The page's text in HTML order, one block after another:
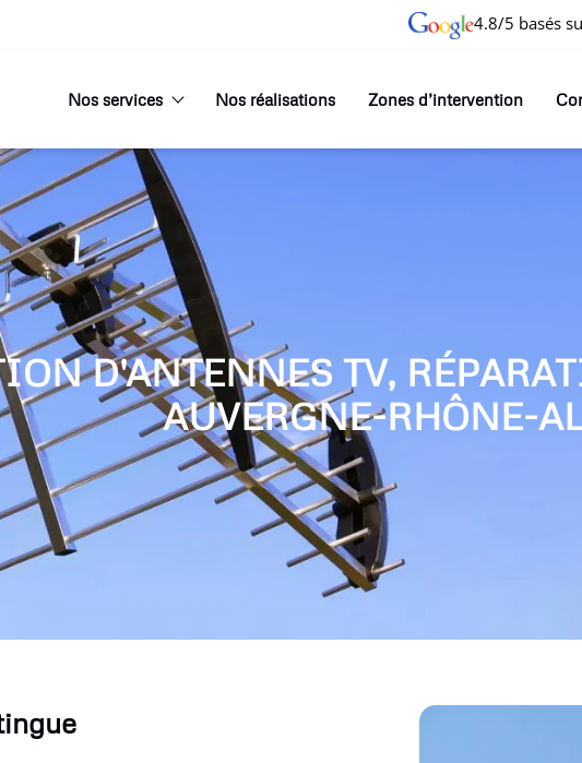
4.8/5 basés
Nos services Nos réalisations Zones d’intervention
D'ANTENNES TV,
AUVERGNE-RHÔNE-